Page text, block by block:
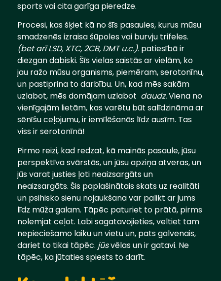
sports vai cita garīga pieredze.
Procesi, kas šķiet kā no šīs pasaules, kurus mūsu
smadzenēs izraisa šūpoles vai burvju trifeles.
(bet arī LSD, XTC, 2CB, DMT u.c.). patiesībā ir
diezgan dabiski. Šīs vielas saistās ar vielām, ko
jau ražo mūsu organisms, piemēram, serotonīnu,
un pastiprina to darbību. Un, kad mēs sakām
uzlabot, mēs domājam uzlabot daudz.Viena no
vienīgajām lietām, kas varētu būt salīdzināma ar
sēnīšu ceļojumu, ir iemīlēšanās līdz ausīm. Tas
viss ir serotonīnā!
Pirmo reizi, kad redzat, kā mainās pasaule, jūsu
perspektīva svārstās, un jūsu apziņa atveras, un
jūs varat justies ļoti neaizsargāts un
neaizsargāts. Šis paplašinātais skats uz realitāti
un psihisko sienu nojaukšana var palikt ar jums
līdz mūža galam. Tāpēc paturiet to prātā, pirms
nolemjat ceļot. Labi sagatavojieties, veltiet tam
nepieciešamo laiku un vietu un, pats galvenais,
dariet to tikai tāpēc. jūsvēlas un ir gatavi. Ne
tāpēc, ka jūtaties spiests to darīt.